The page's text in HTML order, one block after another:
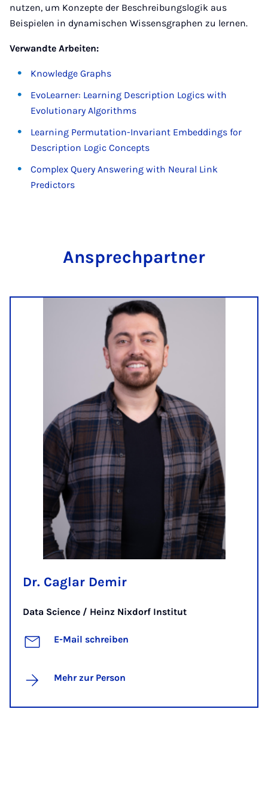
nutzen, um Konzepte der Beschreibungslogik aus
Beispielen in dynamischen Wissensgraphen zu lernen.
Verwandte Arbeiten:
Knowledge Graphs
EvoLearner: Learning Description Logics with
Evolutionary Algorithms
Learning Permutation-Invariant Embeddings for
Description Logic Concepts
Complex Query Answering with Neural Link
Predictors
An­sprech­part­ner
Dr. Caglar Demir
Data Science / Heinz Nixdorf Institut
E-Mail schreiben
Mehr zur Person